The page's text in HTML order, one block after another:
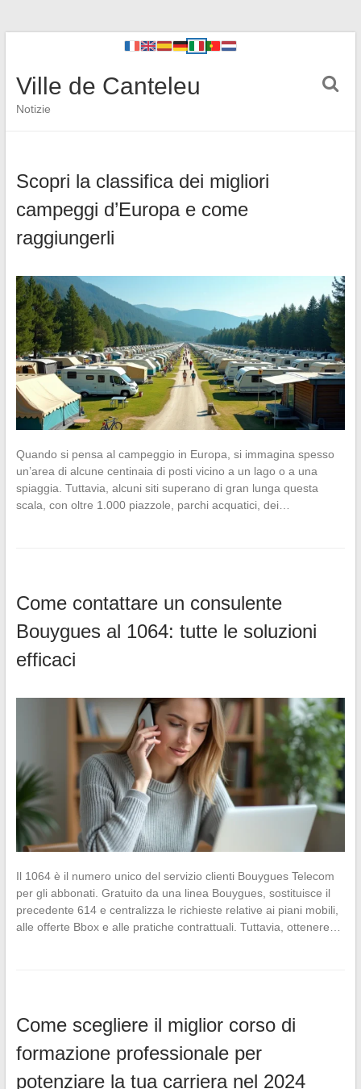
Ville de Canteleu
Notizie
Scopri la classifica dei migliori
campeggi d’Europa e come
raggiungerli
Quando si pensa al campeggio in Europa, si immagina spesso
un’area di alcune centinaia di posti vicino a un lago o a una
spiaggia. Tuttavia, alcuni siti superano di gran lunga questa
scala, con oltre 1.000 piazzole, parchi acquatici, dei…
Come contattare un consulente
Bouygues al 1064: tutte le soluzioni
efficaci
Il 1064 è il numero unico del servizio clienti Bouygues Telecom
per gli abbonati. Gratuito da una linea Bouygues, sostituisce il
precedente 614 e centralizza le richieste relative ai piani mobili,
alle offerte Bbox e alle pratiche contrattuali. Tuttavia, ottenere…
Come scegliere il miglior corso di
formazione professionale per
potenziare la tua carriera nel 2024